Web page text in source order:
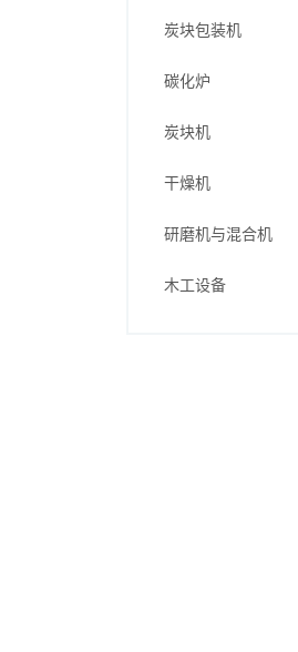
炭块包装机
碳化炉
炭块机
干燥机
研磨机与混合机
木工设备